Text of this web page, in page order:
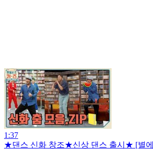
1:37
★댄스 신화 창조★신상 댄스 출시★ [별에